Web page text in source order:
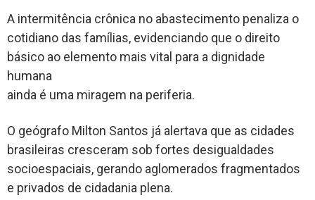
A intermitência crônica no abastecimento penaliza o
cotidiano das famílias, evidenciando que o direito
básico ao elemento mais vital para a dignidade
humana
ainda é uma miragem na periferia.
O geógrafo Milton Santos já alertava que as cidades
brasileiras cresceram sob fortes desigualdades
socioespaciais, gerando aglomerados fragmentados
e privados de cidadania plena.